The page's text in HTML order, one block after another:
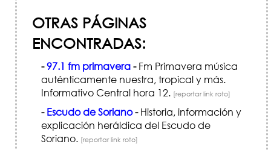
OTRAS PÁGINAS
ENCONTRADAS:
-97.1 fm primavera-Fm Primavera música
auténticamente nuestra, tropical y más.
Informativo Central hora 12. [reportar link roto]
- Escudo de Soriano-Historia, información y
explicación heráldica del Escudo de
Soriano. [reportar link roto]